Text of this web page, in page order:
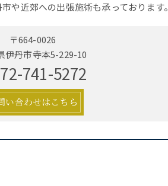
や近郊への出張施術も承っております。
〒664-0026
伊丹市寺本5-229-10
741-5272
い合わせはこちら